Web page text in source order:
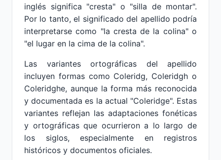
inglés significa "cresta" o "silla de montar".
Por lo tanto, el significado del apellido podría
interpretarse como "la cresta de la colina" o
"el lugar en la cima de la colina".
Las variantes ortográficas del apellido
incluyen formas como Coleridg, Coleridgh o
Coleridghe, aunque la forma más reconocida
y documentada es la actual "Coleridge". Estas
variantes reflejan las adaptaciones fonéticas
y ortográficas que ocurrieron a lo largo de
los siglos, especialmente en registros
históricos y documentos oficiales.